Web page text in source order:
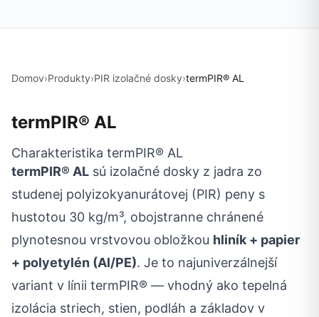
Domov›Produkty›PIR izolačné dosky›termPIR® AL
termPIR® AL
Charakteristika termPIR® AL
termPIR® AL sú izolačné dosky z jadra zo
studenej polyizokyanurátovej (PIR) peny s
hustotou 30 kg/m³, obojstranne chránené
plynotesnou vrstvovou obložkou hliník + papier
+ polyetylén (Al/PE). Je to najuniverzálnejší
variant v línii termPIR® — vhodný ako tepelná
izolácia striech, stien, podláh a základov v